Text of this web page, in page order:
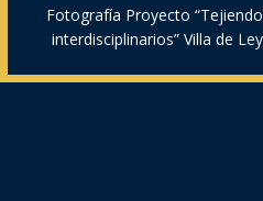
Fotografía Proyecto
interdisciplinarios” Villa de